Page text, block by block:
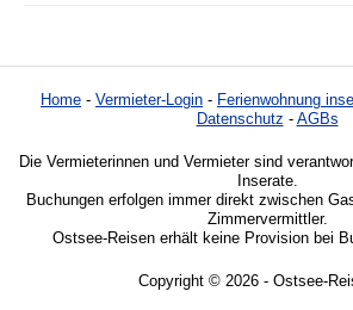
Home - Vermieter-Login - Ferienwohnung
Datenschutz - AGBs
Die Vermieterinnen und Vermieter sind
Inserate.
Buchungen erfolgen immer direkt zwischen
Zimmervermittler.
Ostsee-Reisen erhält keine Provision bei
Copyright © 2026 - Ostsee-